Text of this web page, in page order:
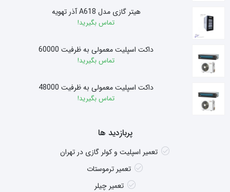
هیتر گازی مدل A618 آذر تهویه
تماس بگیرید!
داکت اسپلیت معمولی به ظرفیت 60000
تماس بگیرید!
داکت اسپلیت معمولی به ظرفیت 48000
تماس بگیرید!
پربازدید ها
تعمیر اسپلیت و کولر گازی در تهران
تعمیر ترموستات
تعمیر چیلر